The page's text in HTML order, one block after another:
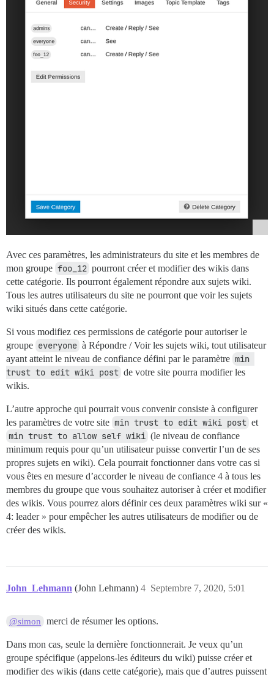
Avec ces paramètres, les administrateurs du site et les membres de
mon groupe foo_12 pourront créer et modifier des wikis dans
cette catégorie. Ils pourront également répondre aux sujets wiki.
Tous les autres utilisateurs du site ne pourront que voir les sujets
wiki situés dans cette catégorie.
Si vous modifiez ces permissions de catégorie pour autoriser le
groupe everyone à Répondre / Voir les sujets wiki, tout utilisateur
ayant atteint le niveau de confiance défini par le paramètre min
trust to edit wiki post de votre site pourra modifier les
wikis.
L’autre approche qui pourrait vous convenir consiste à configurer
les paramètres de votre site min trust to edit wiki post et
min trust to allow self wiki (le niveau de confiance
minimum requis pour qu’un utilisateur puisse convertir l’un de ses
propres sujets en wiki). Cela pourrait fonctionner dans votre cas si
vous êtes en mesure d’accorder le niveau de confiance 4 à tous les
membres du groupe que vous souhaitez autoriser à créer et modifier
des wikis. Vous pourrez alors définir ces deux paramètres wiki sur «
4: leader » pour empêcher les autres utilisateurs de modifier ou de
créer des wikis.
John_Lehmann (John Lehmann) Septembre 7, 2020, 5:01
4
@simon merci de résumer les options.
Dans mon cas, seule la dernière fonctionnerait. Je veux qu’un
groupe spécifique (appelons-les éditeurs du wiki) puisse créer et
modifier des wikis (dans cette catégorie), mais que d’autres puissent